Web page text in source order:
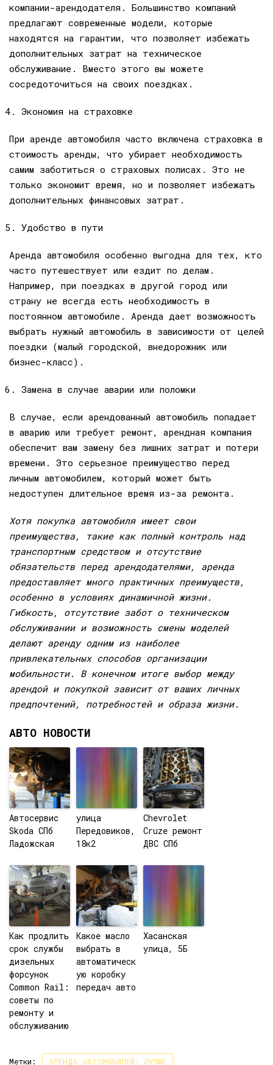
компании-арендодателя. Большинство компаний
предлагают современные модели, которые
находятся на гарантии, что позволяет избежать
дополнительных затрат на техническое
обслуживание. Вместо этого вы можете
сосредоточиться на своих поездках.
Экономия на страховке
При аренде автомобиля часто включена страховка в
стоимость аренды, что убирает необходимость
самим заботиться о страховых полисах. Это не
только экономит время, но и позволяет избежать
дополнительных финансовых затрат.
Удобство в пути
Аренда автомобиля особенно выгодна для тех, кто
часто путешествует или ездит по делам.
Например, при поездках в другой город или
страну не всегда есть необходимость в
постоянном автомобиле. Аренда дает возможность
выбрать нужный автомобиль в зависимости от целей
поездки (малый городской, внедорожник или
бизнес-класс).
Замена в случае аварии или поломки
В случае, если арендованный автомобиль попадает
в аварию или требует ремонт, арендная компания
обеспечит вам замену без лишних затрат и потери
времени. Это серьезное преимущество перед
личным автомобилем, который может быть
недоступен длительное время из-за ремонта.
Хотя покупка автомобиля имеет свои
преимущества, такие как полный контроль над
транспортным средством и отсутствие
обязательств перед арендодателями, аренда
предоставляет много практичных преимуществ,
особенно в условиях динамичной жизни.
Гибкость, отсутствие забот о техническом
обслуживании и возможность смены моделей
делают аренду одним из наиболее
привлекательных способов организации
мобильности. В конечном итоге выбор между
арендой и покупкой зависит от ваших личных
предпочтений, потребностей и образа жизни.
АВТО НОВОСТИ
Автосервис
Skoda СПб
Ладожская
улица
Передовиков,
18к2
Chevrolet
Cruze ремонт
ДВС СПб
Как продлить
срок службы
дизельных
форсунок
Common Rail:
советы по
ремонту и
обслуживанию
Какое масло
выбрать в
автоматическ
ую коробку
передач авто
Хасанская
улица, 5Б
Метки: АРЕНДА АВТОМОБИЛЕЙ: ЛУЧШЕ